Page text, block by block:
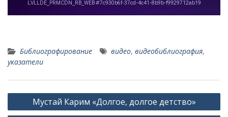
Библиографирование видео, видеобиблиография,
указатели
Навигация
по
Мустай Карим «Долгое, долгое детство»